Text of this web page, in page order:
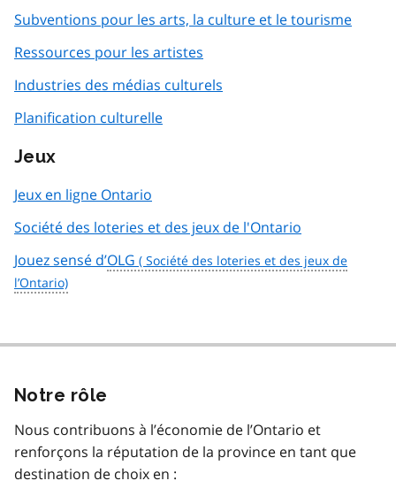
Subventions pour les arts, la culture et le tourisme
Ressources pour les artistes
Industries des médias culturels
Planification culturelle
Jeux
Jeux en ligne Ontario
Société des loteries et des jeux de l'Ontario
Jouez sensé d’OLG
Notre rôle
Nous contribuons à l’économie de l’Ontario et
renforçons la réputation de la province en tant que
destination de choix en :